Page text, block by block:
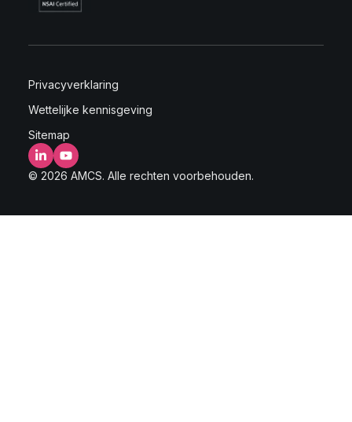
Privacyverklaring
Wettelijke kennisgeving
Sitemap
LinkedInYouTube
© 2026 AMCS. Alle rechten voorbehouden.